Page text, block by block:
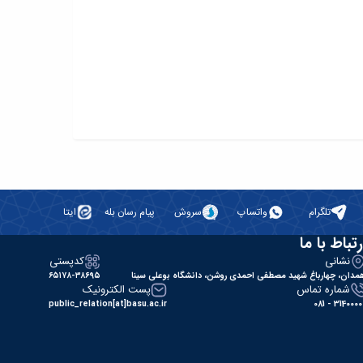
تلگرام واتساپ سروش پیام رسان بله ایتا
با ما
نشانی
چهارباغ شهید مصطفی احمدی روشن، دانشگاه بوعلی سینا
کدپستی
۶۵۱۷۸-۳۸۶۹۵
شماره تماس
31400000 -
پست الکترونیک
public_relation[at]basu.ac.ir